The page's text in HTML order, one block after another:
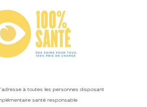
à toutes les personnes disposant
santé responsable